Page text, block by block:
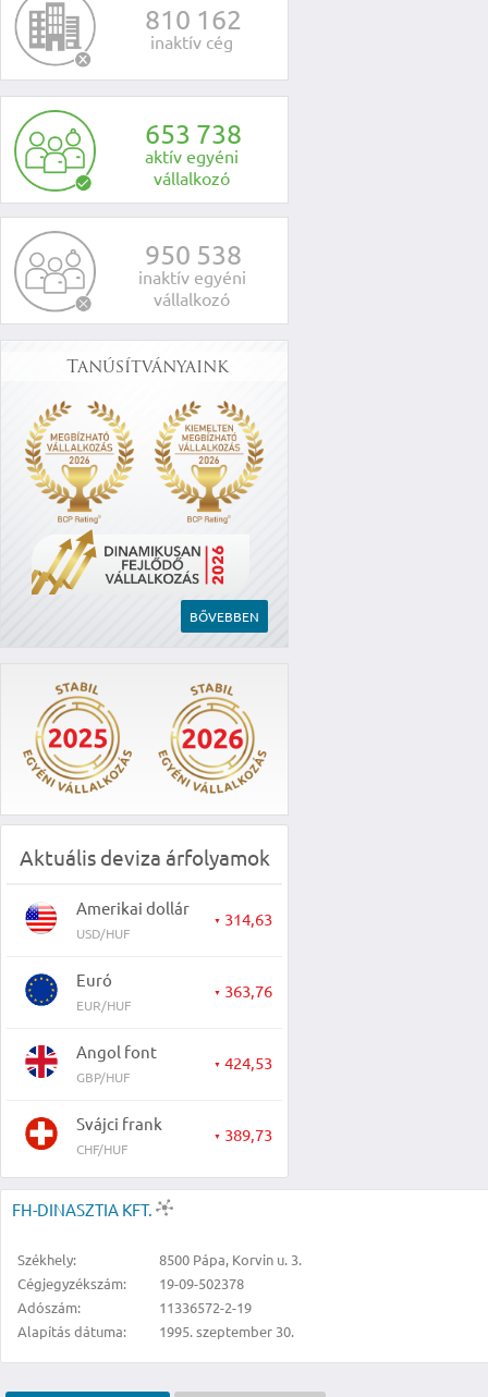
810 162
inaktív cég
653 738
aktív egyéni
vállalkozó
950 538
inaktív egyéni
vállalkozó
Tanúsítványaink
BŐVEBBEN
Aktuális deviza árfolyamok
Amerikai dollár
USD/HUF
▼ 314,63
Euró
EUR/HUF
▼ 363,76
Angol font
GBP/HUF
▼ 424,53
Svájci frank
CHF/HUF
▼ 389,73
FH-DINASZTIA KFT.
Székhely:
8500 Pápa, Korvin u. 3.
Cégjegyzékszám:
19-09-502378
Adószám:
11336572-2-19
Alapítás dátuma:
1995. szeptember 30.